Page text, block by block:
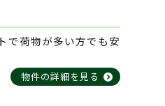
とって価値ある情報
けるとともに、良い
ご意見やご要望をお
いです。
室
B棟 101号室
で荷物が多い方でも安
物件の詳細を見る